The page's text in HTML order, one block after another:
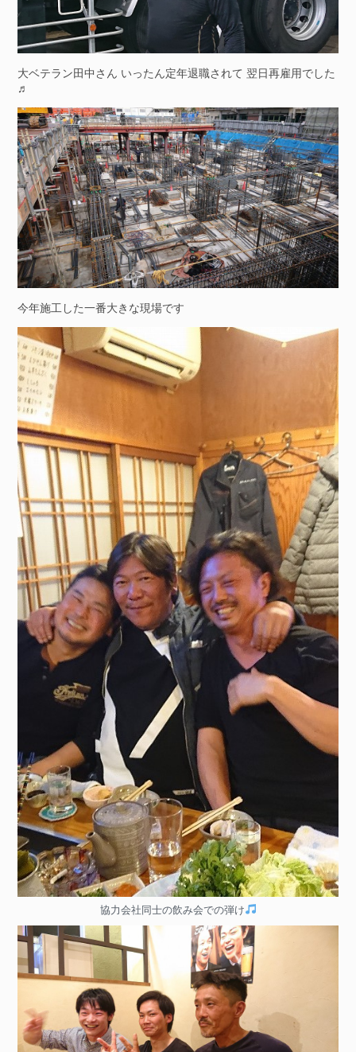
大ベテラン田中さん いったん定年退職されて 翌日再雇用でした
♬
今年施工した一番大きな現場です
協力会社同士の飲み会での弾け